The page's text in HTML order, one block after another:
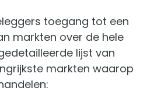
toegang tot een
markten over de hele
lijst van
markten waarop